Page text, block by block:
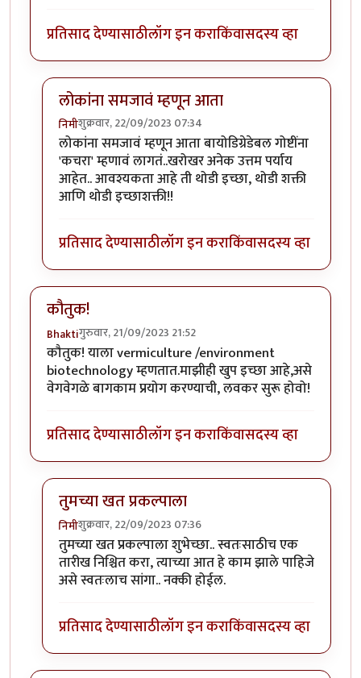
प्रतिसाद देण्यासाठीलॉग इन कराकिंवासदस्य व्हा
लोकांना समजावं म्हणून आता
निमीशुक्रवार, 22/09/2023 07:34
In reply toगांडूळखतbyस्नेहा.K.
लोकांना समजावं म्हणून आता बायोडिग्रेडेबल गोष्टींना
'कचरा' म्हणावं लागतं..खरोखर अनेक उत्तम पर्याय
आहेत.. आवश्यकता आहे ती थोडी इच्छा, थोडी शक्ती
आणि थोडी इच्छाशक्ती!!
प्रतिसाद देण्यासाठीलॉग इन कराकिंवासदस्य व्हा
कौतुक!
Bhaktiगुरुवार, 21/09/2023 21:52
कौतुक! याला vermiculture /environment
biotechnology म्हणतात.माझीही खुप इच्छा आहे,असे
वेगवेगळे बागकाम प्रयोग करण्याची, लवकर सुरू होवो!
प्रतिसाद देण्यासाठीलॉग इन कराकिंवासदस्य व्हा
तुमच्या खत प्रकल्पाला
निमीशुक्रवार, 22/09/2023 07:36
In reply toकौतुक!byBhakti
तुमच्या खत प्रकल्पाला शुभेच्छा.. स्वतःसाठीच एक
तारीख निश्चित करा, त्याच्या आत हे काम झाले पाहिजे
असे स्वतःलाच सांगा.. नक्की होईल.
प्रतिसाद देण्यासाठीलॉग इन कराकिंवासदस्य व्हा